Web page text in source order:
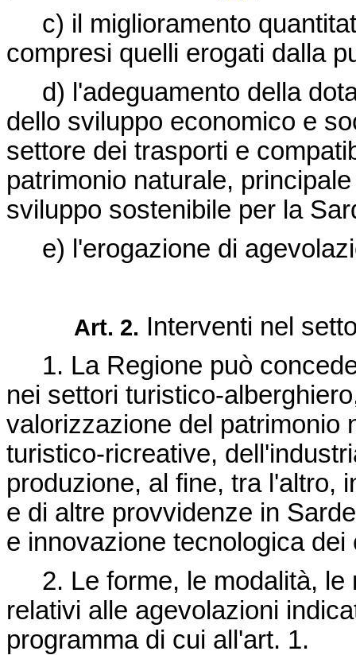
c) il miglioramento
compresi quelli erogati dalla
d) l'adeguamento della
dello sviluppo economico e
settore dei trasporti e
patrimonio naturale,
sviluppo sostenibile per la
e) l'erogazione di
Art. 2. Interventi nel
1. La Regione può
nei settori turistico-
valorizzazione del patrimonio
turistico-ricreative,
produzione, al fine, tra l'altro,
e di altre provvidenze in
e innovazione tecnologica
2. Le forme, le modalità, le
relativi alle agevolazioni
programma di cui all'art. 1.